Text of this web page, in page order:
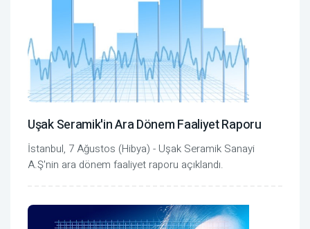
Uşak Seramik'in Ara Dönem Faaliyet Raporu
İstanbul, 7 Ağustos (Hibya) - Uşak Seramik Sanayi
A.Ş'nin ara dönem faaliyet raporu açıklandı.